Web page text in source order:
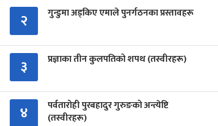
२ गुन्डुमा अड्किए एमाले पुनर्गठनका प्रस्तावहरू
३ प्रज्ञाका तीन कुलपतिको शपथ (तस्वीरहरू)
४
पर्वतारोही पुरबहादुर गुरुङको अन्त्येष्टि
(तस्वीरहरू)